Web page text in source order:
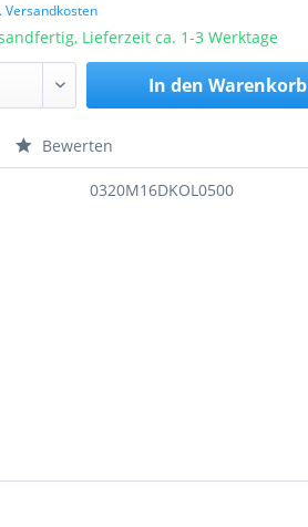
Versandkosten
Lieferzeit ca. 1-3 Werktage
In den Warenkorb
Bewerten
0320M16DKOL0500